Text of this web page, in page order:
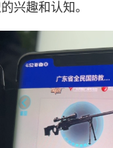
兴趣和认知。